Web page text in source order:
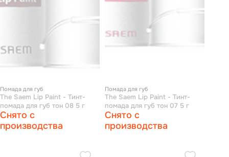
Помада для губ
The Saem Lip Paint - Тинт-
помада для губ тон 08 5 г
Снято с
производства
Помада для губ
The Saem Lip Paint - Тинт-
помада для губ тон 07 5 г
Снято с
производства